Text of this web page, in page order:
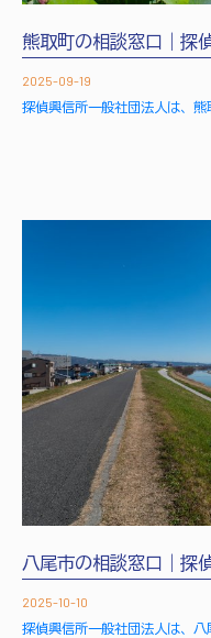
熊取町の相談窓口｜探
2025-09-19
探偵興信所一般社団法人は、
八尾市の相談窓口｜探
2025-10-10
探偵興信所一般社団法人は、